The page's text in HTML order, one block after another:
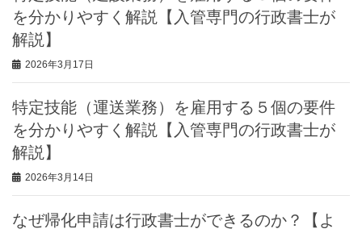
を分かりやすく解説【入管専門の行政書士が
解説】
2026年3月17日
特定技能（運送業務）を雇用する５個の要件
を分かりやすく解説【入管専門の行政書士が
解説】
2026年3月14日
なぜ帰化申請は行政書士ができるのか？【よ